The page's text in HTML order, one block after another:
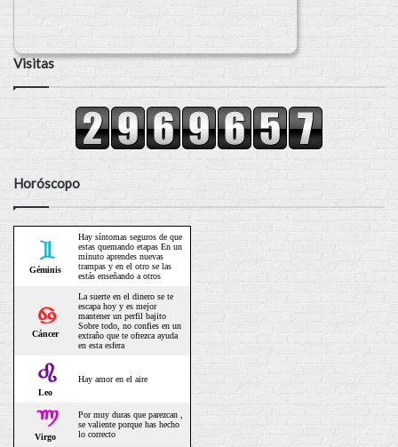
Visitas
Horóscopo